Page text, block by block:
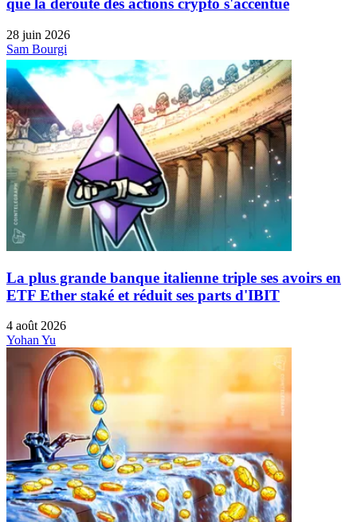
que la déroute des actions crypto s'accentue
28 juin 2026
Sam Bourgi
La plus grande banque italienne triple ses avoirs en
ETF Ether staké et réduit ses parts d'IBIT
4 août 2026
Yohan Yu